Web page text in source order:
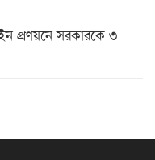
প্রণয়নে সরকারকে ৩